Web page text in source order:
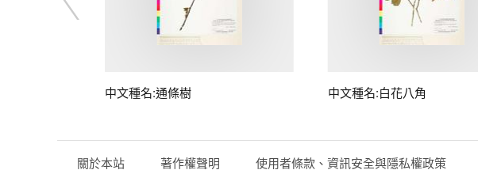
中文種名:通條樹 中文種名:白花八角
關於本站 著作權聲明 使用者條款、資訊安全與隱私權政策